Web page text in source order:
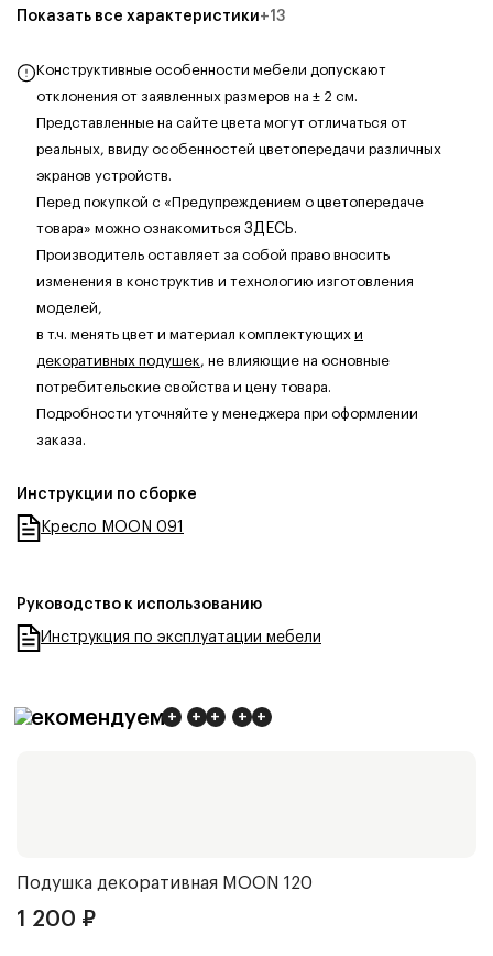
Показать все характеристики+13
Конструктивные особенности мебели допускают
отклонения от заявленных размеров на ± 2 см.
Представленные на сайте цвета могут отличаться от
реальных, ввиду особенностей цветопередачи различных
экранов устройств.
Перед покупкой с «Предупреждением о цветопередаче
товара» можно ознакомиться ЗДЕСЬ.
Производитель оставляет за собой право вносить
изменения в конструктив и технологию изготовления
моделей,
в т.ч. менять цвет и материал комплектующих и
декоративных подушек, не влияющие на основные
потребительские свойства и цену товара.
Подробности уточняйте у менеджера при оформлении
заказа.
Инструкции по сборке
Кресло MOON 091
Руководство к использованию
Инструкция по эксплуатации мебели
+ +
+
+
+
Рекомендуем
Подушка декоративная MOON 120
1 200 ₽